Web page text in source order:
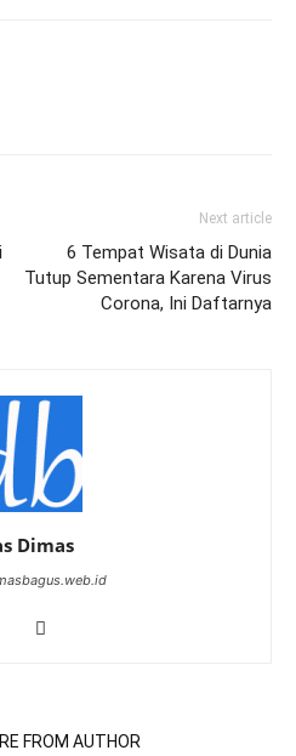
Next article
6 Tempat Wisata di Dunia
Tutup Sementara Karena Virus
Corona, Ini Daftarnya
Dimas
FROM AUTHOR